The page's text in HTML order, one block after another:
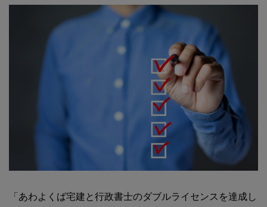
「あわよくば宅建と行政書士のダブルライセンスを達成し